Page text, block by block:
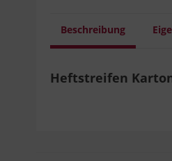
Beschreibung
Heftstreifen